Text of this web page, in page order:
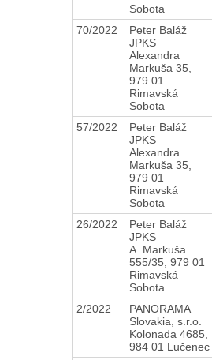
Sobota
70/2022
Peter Baláž
JPKS
Alexandra
Markuša 35,
979 01
Rimavská
Sobota
57/2022
Peter Baláž
JPKS
Alexandra
Markuša 35,
979 01
Rimavská
Sobota
26/2022
Peter Baláž
JPKS
A. Markuša
555/35, 979 01
Rimavská
Sobota
2/2022
PANORAMA
Slovakia, s.r.o.
Kolonada 4685,
984 01 Lučenec